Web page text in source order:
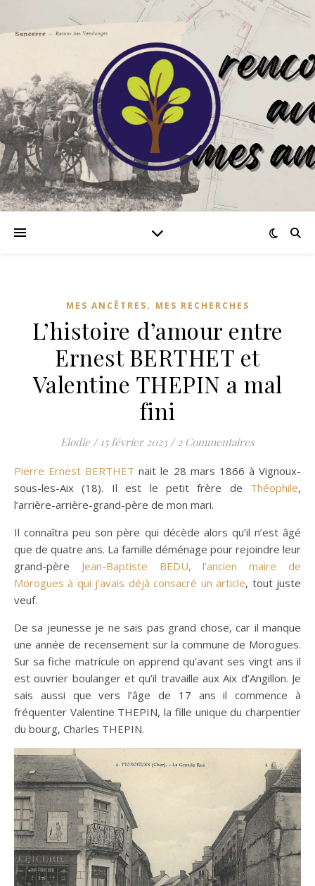
MES ANCÊTRES, MES RECHERCHES
L’histoire d’amour entre
Ernest BERTHET et
Valentine THEPIN a mal
fini
Elodie / 15 février 2023 / 2 Commentaires
Pierre Ernest BERTHET nait le 28 mars 1866 à Vignoux-
sous-les-Aix (18). Il est le petit frère de Théophile,
l’arrière-arrière-grand-père de mon mari.
Il connaîtra peu son père qui décède alors qu’il n’est âgé
que de quatre ans. La famille déménage pour rejoindre leur
grand-père Jean-Baptiste BEDU, l’ancien maire de
Morogues à qui j’avais déjà consacré un article, tout juste
veuf.
De sa jeunesse je ne sais pas grand chose, car il manque
une année de recensement sur la commune de Morogues.
Sur sa fiche matricule on apprend qu’avant ses vingt ans il
est ouvrier boulanger et qu’il travaille aux Aix d’Angillon. Je
sais aussi que vers l’âge de 17 ans il commence à
fréquenter Valentine THEPIN, la fille unique du charpentier
du bourg, Charles THEPIN.